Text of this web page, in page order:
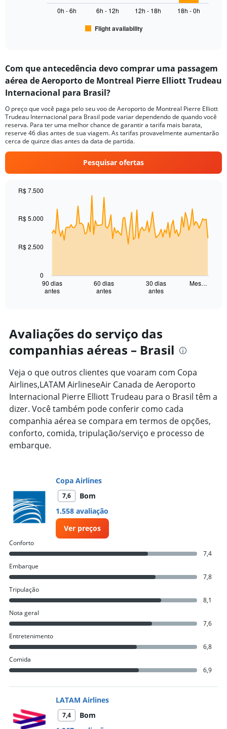
Range:
6
categories.
chart
has
1
Y
of
flights.
Range:
to
15.
Flight availability
0h - 6h 6h - 12h 12h - 18h 18h - 0h
Com que antecedência devo comprar uma passagem
aérea de Aeroporto de Montreal Pierre Elliott Trudeau
Internacional para Brasil?
O preço que você paga pelo seu voo de Aeroporto de Montreal Pierre Elliott
Trudeau Internacional para Brasil pode variar dependendo de quando você
reserva. Para ter uma melhor chance de garantir a tarifa mais barata,
reserve 46 dias antes de sua viagem. As tarifas provavelmente aumentarão
cerca de quinze dias antes da data de partida.
Pesquisar ofertas
91
The
Range:
91
categories.
chart
has
1
Y
axis
displaying
values.
Range:
0
90 dias
antes
60 dias
antes
30 dias
antes
Mes…
0
R$ 2.500
R$ 5.000
R$ 7.500
Avaliações do serviço das
companhias aéreas – Brasil
Veja o que outros clientes que voaram com Copa
Airlines,LATAM AirlineseAir Canada de Aeroporto
Internacional Pierre Elliott Trudeau para o Brasil têm a
dizer. Você também pode conferir como cada
companhia aérea se compara em termos de opções,
conforto, comida, tripulação/serviço e processo de
embarque.
Copa Airlines
7,6
Bom
1.558 avaliação
Ver preços
Conforto
7,4
Embarque
7,8
Tripulação
8,1
Nota geral
7,6
Entretenimento
6,8
Comida
6,9
LATAM Airlines
7,4
Bom